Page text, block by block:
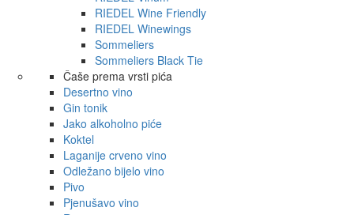
RIEDEL Wine Friendly
RIEDEL Winewings
Sommeliers
Sommeliers Black Tie
Čaše prema vrsti pića
Desertno vino
Gin tonik
Jako alkoholno piće
Koktel
Laganije crveno vino
Odležano bijelo vino
Pivo
Pjenušavo vino